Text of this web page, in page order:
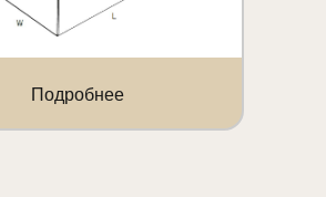
Подробнее